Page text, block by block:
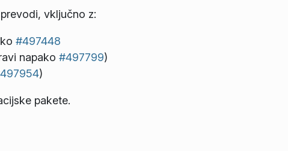
vključno z:
#497448
napako #497799)
)
pakete.